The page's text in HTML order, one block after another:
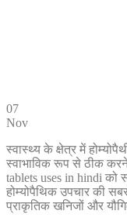
07
Nov
स्वास्थ्य के क्षेत्र में
स्वाभाविक रूप से ठीक
tablets uses in hindi
होम्योपैथिक उपचार की
प्राकृतिक खनिजों और